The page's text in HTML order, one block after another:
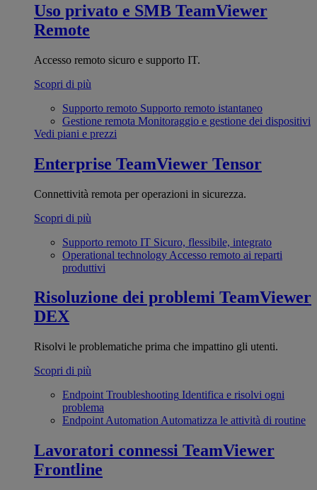
Uso privato e SMB TeamViewer
Remote
Accesso remoto sicuro e supporto IT.
Scopri di più
Supporto remoto Supporto remoto istantaneo
Gestione remota Monitoraggio e gestione dei dispositivi
Vedi piani e prezzi
Enterprise TeamViewer Tensor
Connettività remota per operazioni in sicurezza.
Scopri di più
Supporto remoto IT Sicuro, flessibile, integrato
Operational technology Accesso remoto ai reparti
produttivi
Risoluzione dei problemi TeamViewer
DEX
Risolvi le problematiche prima che impattino gli utenti.
Scopri di più
Endpoint Troubleshooting Identifica e risolvi ogni
problema
Endpoint Automation Automatizza le attività di routine
Lavoratori connessi TeamViewer
Frontline